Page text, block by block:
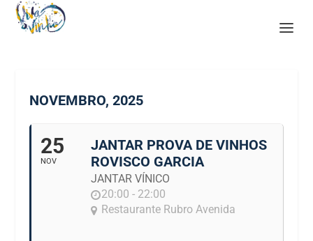
NOVEMBRO, 2025
25
NOV
JANTAR PROVA DE VINHOS
ROVISCO GARCIA
JANTAR VÍNICO
20:00 - 22:00
Restaurante Rubro Avenida